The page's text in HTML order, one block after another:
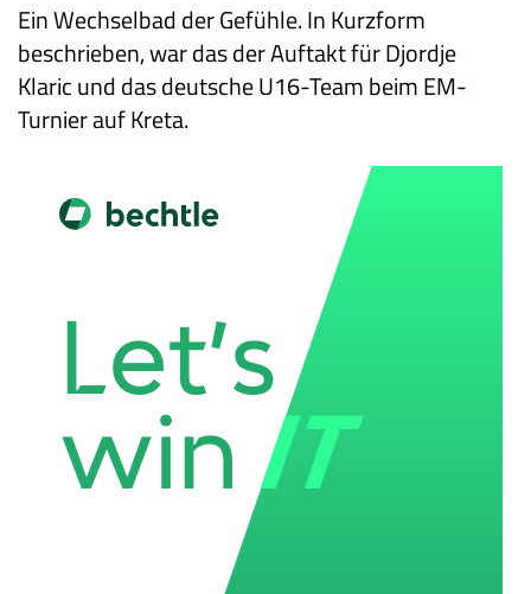
Ein Wechselbad der Gefühle. In Kurzform
beschrieben, war das der Auftakt für Djordje
Klaric und das deutsche U16-Team beim EM-
Turnier auf Kreta.